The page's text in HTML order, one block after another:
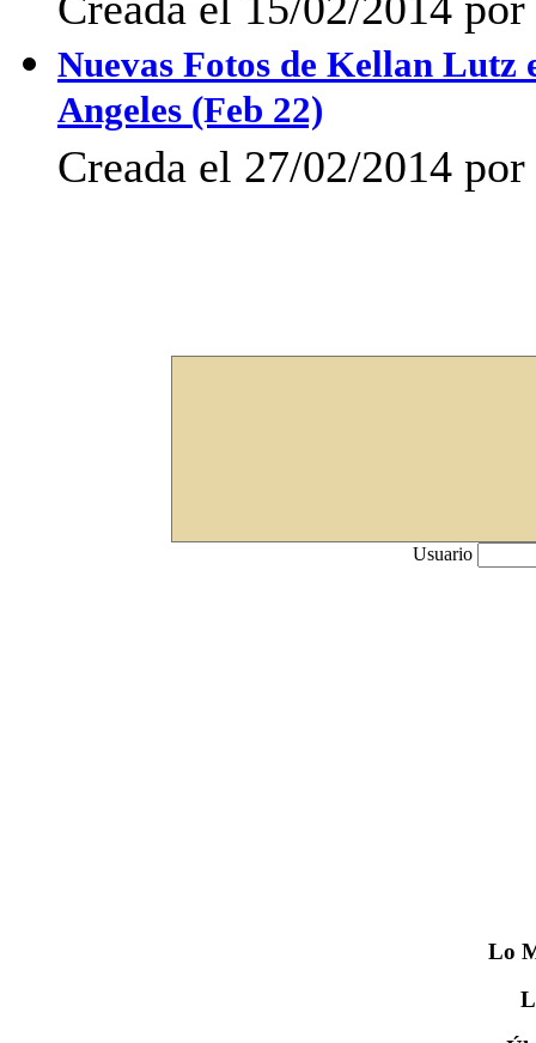
Nuevas Fotos de Kellan
Angeles (Feb 22)
Creada el 27/02/2014
Usuario
Lo